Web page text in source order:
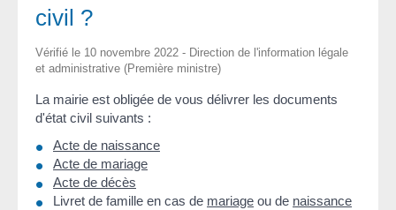
civil ?
Vérifié le 10 novembre 2022 - Direction de l'information légale
et administrative (Première ministre)
La mairie est obligée de vous délivrer les documents
d'état civil suivants :
Acte de naissance
Acte de mariage
Acte de décès
Livret de famille en cas de mariage ou de naissance